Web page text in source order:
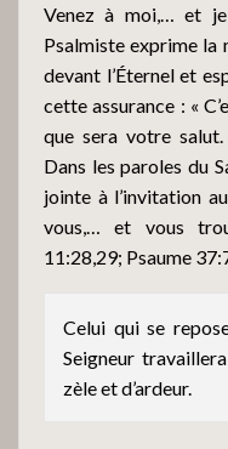
Venez à moi,… et
Psalmiste exprime la
devant l’Éternel et
cette assurance : «
que sera votre salut.
Dans les paroles du
jointe à l’invitation
vous,… et vous
11:28,29; Psaume
Celui qui se
Seigneur
zèle et d’ardeur.